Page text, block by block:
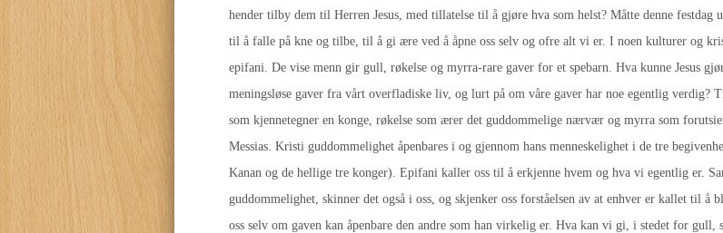
hender tilby dem til Herren Jesus, med tillatelse til å gjøre hva som helst? Måtte denne festdag
til å falle på kne og tilbe, til å gi ære ved å åpne oss selv og ofre alt vi er. I noen kulturer og
epifani. De vise menn gir gull, røkelse og myrra-rare gaver for et spebarn. Hva kunne Jesus
meningsløse gaver fra vårt overfladiske liv, og lurt på om våre gaver har noe egentlig verdig?
som kjennetegner en konge, røkelse som ærer det guddommelige nærvær og myrra som
Messias. Kristi guddommelighet åpenbares i og gjennom hans menneskelighet i de tre
Kanan og de hellige tre konger). Epifani kaller oss til å erkjenne hvem og hva vi egentlig er.
guddommelighet, skinner det også i oss, og skjenker oss forståelsen av at enhver er kallet til
oss selv om gaven kan åpenbare den andre som han virkelig er. Hva kan vi gi, i stedet for